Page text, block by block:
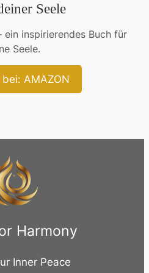
Seele
ein inspirierendes Buch für
Seele.
AMAZON
Harmony
Inner Peace